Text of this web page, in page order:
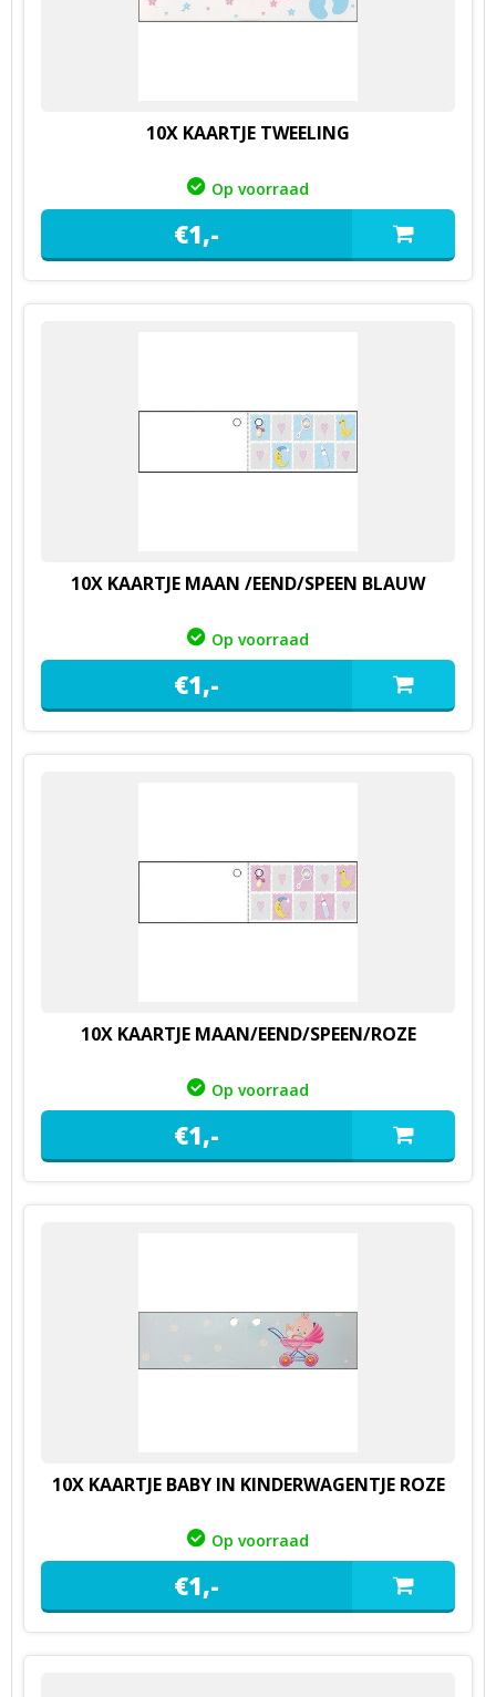
10X KAARTJE TWEELING
Op voorraad
€1,-
10X KAARTJE MAAN /EEND/SPEEN BLAUW
Op voorraad
€1,-
10X KAARTJE MAAN/EEND/SPEEN/ROZE
Op voorraad
€1,-
10X KAARTJE BABY IN KINDERWAGENTJE ROZE
Op voorraad
€1,-